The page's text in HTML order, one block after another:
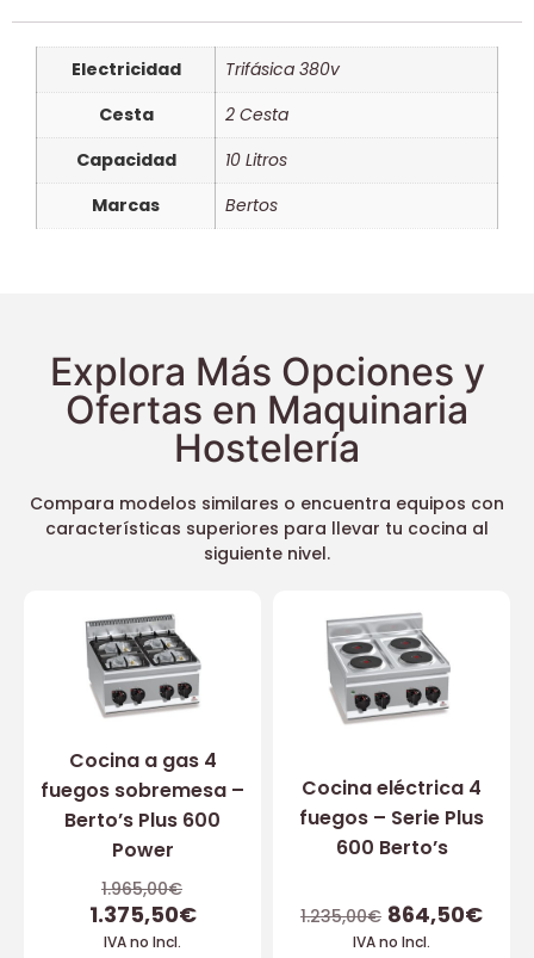
Electricidad
Trifásica 380v
Cesta
2 Cesta
Capacidad
10 Litros
Marcas
Bertos
Explora Más Opciones y
Ofertas en Maquinaria
Hostelería
Compara modelos similares o encuentra equipos con
características superiores para llevar tu cocina al
siguiente nivel.
Cocina a gas 4
fuegos sobremesa –
Berto’s Plus 600
Power
1.965,00€
1.375,50€
IVA no Incl.
Cocina eléctrica 4
fuegos – Serie Plus
600 Berto’s
1.235,00€ 864,50€
IVA no Incl.